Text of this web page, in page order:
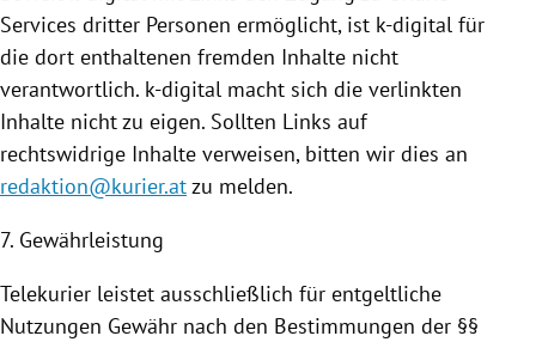
Services dritter Personen ermöglicht, ist k-digital für
die dort enthaltenen fremden Inhalte nicht
verantwortlich. k-digital macht sich die verlinkten
Inhalte nicht zu eigen. Sollten Links auf
rechtswidrige Inhalte verweisen, bitten wir dies an
redaktion@kurier.atzu melden.
7. Gewährleistung
Telekurier leistet ausschließlich für entgeltliche
Nutzungen Gewähr nach den Bestimmungen der §§